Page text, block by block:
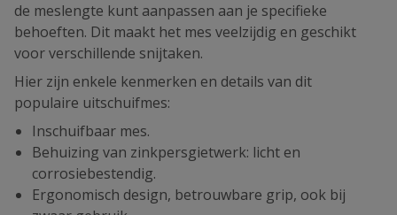
de meslengte kunt aanpassen aan je specifieke
behoeften. Dit maakt het mes veelzijdig en geschikt
voor verschillende snijtaken.
Hier zijn enkele kenmerken en details van dit
populaire uitschuifmes:
Inschuifbaar mes.
Behuizing van zinkpersgietwerk: licht en
corrosiebestendig.
Ergonomisch design, betrouwbare grip, ook bij